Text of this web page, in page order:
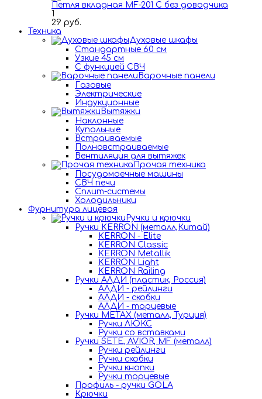
Петля вкладная MF-201 C без доводчика
1
29 руб.
Техника
Духовые шкафы
Стандартные 60 см
Узкие 45 см
С функцией СВЧ
Варочные панели
Газовые
Электрические
Индукционные
Вытяжки
Наклонные
Купольные
Встраиваемые
Полновстраиваемые
Вентиляция для вытяжек
Прочая техника
Посудомоечные машины
СВЧ печи
Сплит-системы
Холодильники
Фурнитура лицевая
Ручки и крючки
Ручки KERRON (металл,Китай)
KERRON - Elite
KERRON Classic
KERRON Metallik
KERRON Light
KERRON Railing
Ручки АЛДИ (пластик, Россия)
АЛДИ - рейлинги
АЛДИ - скобки
АЛДИ - торцевые
Ручки METAX (металл, Турция)
Ручки ЛЮКС
Ручки со вставками
Ручки SETE, AVIOR, MF (металл)
Ручки рейлинги
Ручки скобки
Ручки кнопки
Ручки торцевые
Профиль - ручки GOLA
Крючки